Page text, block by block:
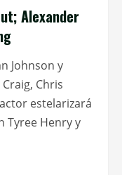
Alexander
Johnson y
Chris
estelarizará
Tyree Henry y